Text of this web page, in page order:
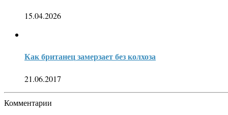
15.04.2026
Как британец замерзает без колхоза
21.06.2017
Комментарии